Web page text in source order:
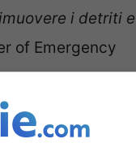
i detriti e
of Emergency
sentire possibili